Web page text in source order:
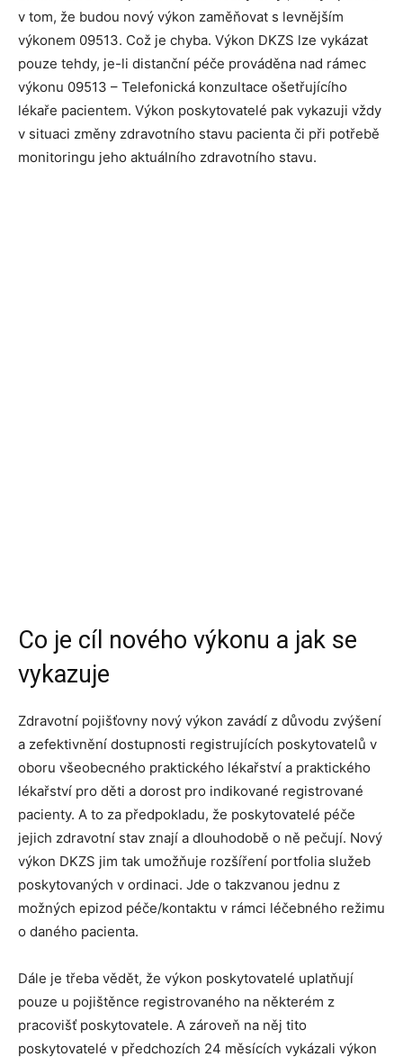
v tom, že budou nový výkon zaměňovat s levnějším
výkonem 09513. Což je chyba. Výkon DKZS lze vykázat
pouze tehdy, je-li distanční péče prováděna nad rámec
výkonu 09513 – Telefonická konzultace ošetřujícího
lékaře pacientem. Výkon poskytovatelé pak vykazuji vždy
v situaci změny zdravotního stavu pacienta či při potřebě
monitoringu jeho aktuálního zdravotního stavu.
Co je cíl nového výkonu a jak se
vykazuje
Zdravotní pojišťovny nový výkon zavádí z důvodu zvýšení
a zefektivnění dostupnosti registrujících poskytovatelů v
oboru všeobecného praktického lékařství a praktického
lékařství pro děti a dorost pro indikované registrované
pacienty. A to za předpokladu, že poskytovatelé péče
jejich zdravotní stav znají a dlouhodobě o ně pečují. Nový
výkon DKZS jim tak umožňuje rozšíření portfolia služeb
poskytovaných v ordinaci. Jde o takzvanou jednu z
možných epizod péče/kontaktu v rámci léčebného režimu
o daného pacienta.
Dále je třeba vědět, že výkon poskytovatelé uplatňují
pouze u pojištěnce registrovaného na některém z
pracovišť poskytovatele. A zároveň na něj tito
poskytovatelé v předchozích 24 měsících vykázali výkon